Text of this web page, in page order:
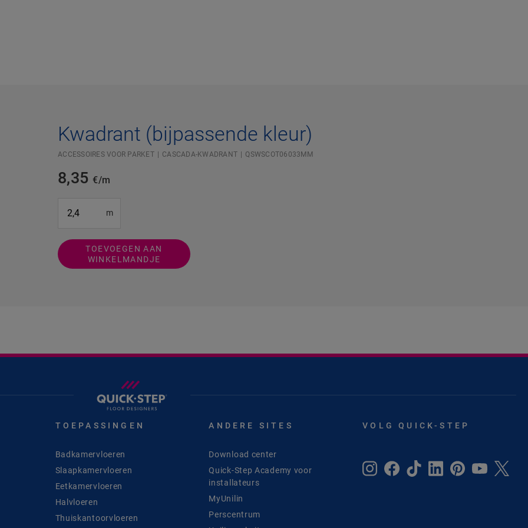
Kwadrant (bijpassende kleur)
ACCESSOIRES VOOR PARKET CASCADA-KWADRANT QSWSCOT06033MM
8,35€/m
m
TOEVOEGEN AAN
WINKELMANDJE
TOEPASSINGEN
Badkamervloeren
Slaapkamervloeren
Eetkamervloeren
Halvloeren
Thuiskantoorvloeren
ANDERE SITES
Download center
Quick-Step Academy voor
installateurs
MyUnilin
Perscentrum
VOLG QUICK-STEP